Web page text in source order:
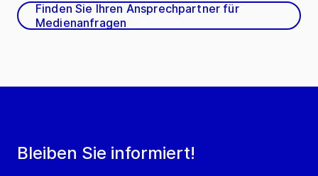
Bleiben Sie informiert!
Finden Sie Ihren Ansprechpartner für
Medienanfragen